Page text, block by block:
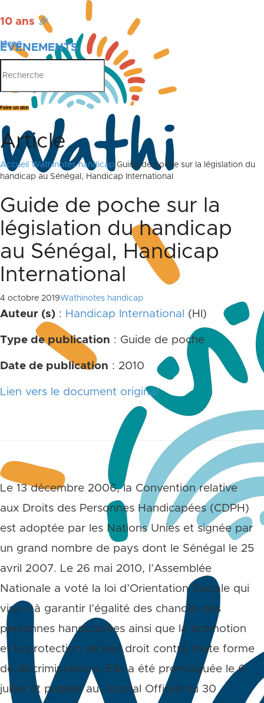
10 ans 🎉
ÉVÉNEMENTS
PUBLICATIONS
Menu
Faire un don
Article
Accueil Wathinotes handicap Guide de poche sur la législation du
handicap au Sénégal, Handicap International
Guide de poche sur la
législation du handicap
au Sénégal, Handicap
International
4 octobre 2019Wathinotes handicap
Auteur (s) : Handicap International (HI)
Type de publication : Guide de poche
Date de publication : 2010
Lien vers le document original
Le 13 décembre 2006, la Convention relative
aux Droits des Personnes Handicapées (CDPH)
est adoptée par les Nations Unies et signée par
un grand nombre de pays dont le Sénégal le 25
avril 2007. Le 26 mai 2010, l’Assemblée
Nationale a voté la loi d’Orientation Sociale qui
vise « à garantir l’égalité des chances des
personnes handicapées ainsi que la promotion
et la protection de leur droit contre toute forme
de discrimination ». Elle a été promulguée le 6
juillet et publiée au Journal Officiel du 30